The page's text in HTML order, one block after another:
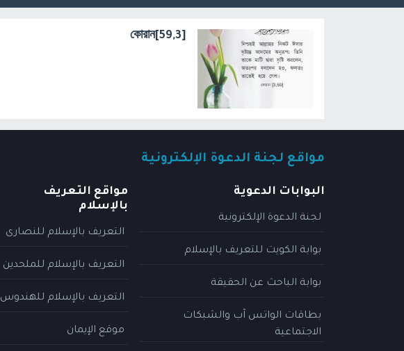
[59,3]কোরান
مواقع لجنة الدعوة الإلكترونية
البوابات الدعوية
لجنة الدعوة الإلكترونية
بوابة الكويت للتعريف بالإسلام
بوابة الباحث عن الحقيقة
بطاقات الواتس آب والشبكات
الاجتماعية
مواقع التعريف
بالإسلام
التعريف بالإسلام للنصارى
التعريف بالإسلام للملحدين
التعريف بالإسلام للهندوس
موقع الإيمان